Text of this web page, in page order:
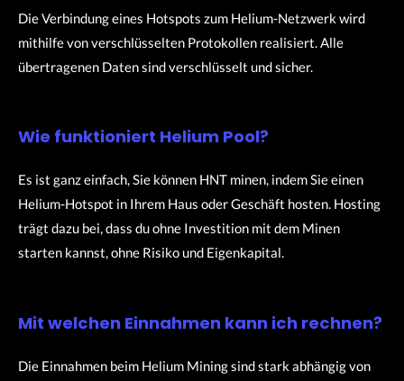
Die Verbindung eines Hotspots zum Helium-Netzwerk wird
mithilfe von verschlüsselten Protokollen realisiert. Alle
übertragenen Daten sind verschlüsselt und sicher.
Wie funktioniert Helium Pool?
Es ist ganz einfach, Sie können HNT minen, indem Sie einen
Helium-Hotspot in Ihrem Haus oder Geschäft hosten. Hosting
trägt dazu bei, dass du ohne Investition mit dem Minen
starten kannst, ohne Risiko und Eigenkapital.
Mit welchen Einnahmen kann ich rechnen?
Die Einnahmen beim Helium Mining sind stark abhängig von